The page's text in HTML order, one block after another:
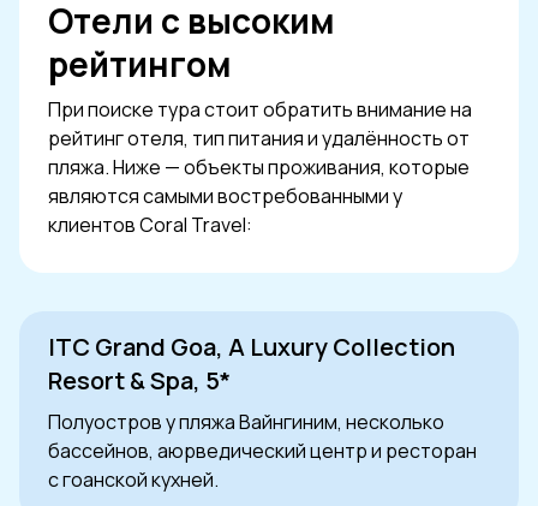
Отели с высоким
рейтингом
При поиске тура стоит обратить внимание на
рейтинг отеля, тип питания и удалённость от
пляжа. Ниже — объекты проживания, которые
являются самыми востребованными у
клиентов Coral Travel:
ITC Grand Goa, A Luxury Collection
Resort & Spa, 5*
Полуостров у пляжа Вайнгиним, несколько
бассейнов, аюрведический центр и ресторан
с гоанской кухней.